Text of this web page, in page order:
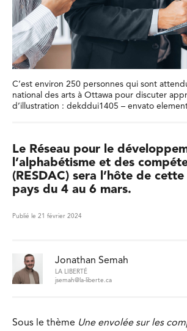
C’est environ 250 personnes qui sont
national des arts à Ottawa pour discuter
d’illustration : dekddui1405 – envato
Le Réseau pour le
l’alphabétisme et des
(RESDAC) sera l’hôte de
pays du 4 au 6 mars.
Publié le 21 février 2024
Jonathan Semah
LA LIBERTÉ
jsemah@la-liberte.ca
Sous le thème Une envolée sur les